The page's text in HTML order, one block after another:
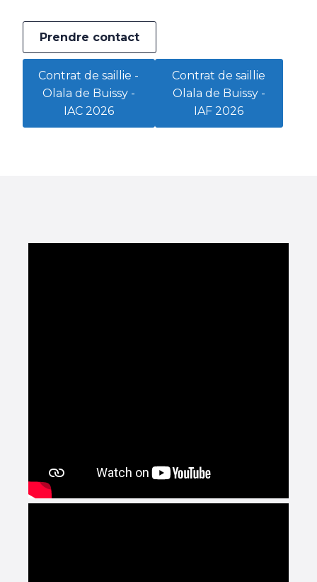
Prendre contact
Contrat de saillie -
Olala de Buissy -
IAC 2026
Contrat de saillie
Olala de Buissy -
IAF 2026